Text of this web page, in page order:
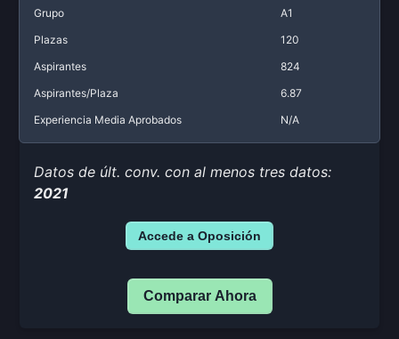
Grupo
A1
Plazas
120
Aspirantes
824
Aspirantes/Plaza
6.87
Experiencia Media Aprobados
N/A
Datos de últ. conv. con al menos tres datos:
2021
Accede a Oposición
Comparar Ahora